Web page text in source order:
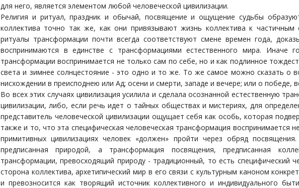
для него, является элементом любой человеческой цивилизации.
Религия и ритуал, праздник и обычай, посвящение и ощущение судьбы
коллектива точно так же, как они привязывают жизнь коллектива к
ритуалы трансформации почти всегда соответствуют смене времен года,
воспринимаются в единстве с трансформациями естественного мира. Иначе
трансформации воспринимается не только сам по себе, но и как подлинное
света и зимнее солнцестояние - это одно и то же. То же самое можно сказать о
нисхождении в преисподнею или Ад; осени и смерти, западе и вечере; или о победе,
Во всех этих случаях цивилизация усилила и сделала осознанной естественную
цивилизации, либо, если речь идет о тайных обществах и мистериях, для
представитель человеческой цивилизации ощущает себя как особь, которая
также и то, что эта специфическая человеческая трансформация воспринимается
примитивных цивилизациях человек «должен» пройти через обряд
предписанная природой, а трансформация посвящения, предписанная
трансформации, превосходящий природу - традиционный, то есть специфический
сторона коллектива, архетипический мир в его связи с культурным каноном
и превозносится как творящий источник коллективного и индивидуального